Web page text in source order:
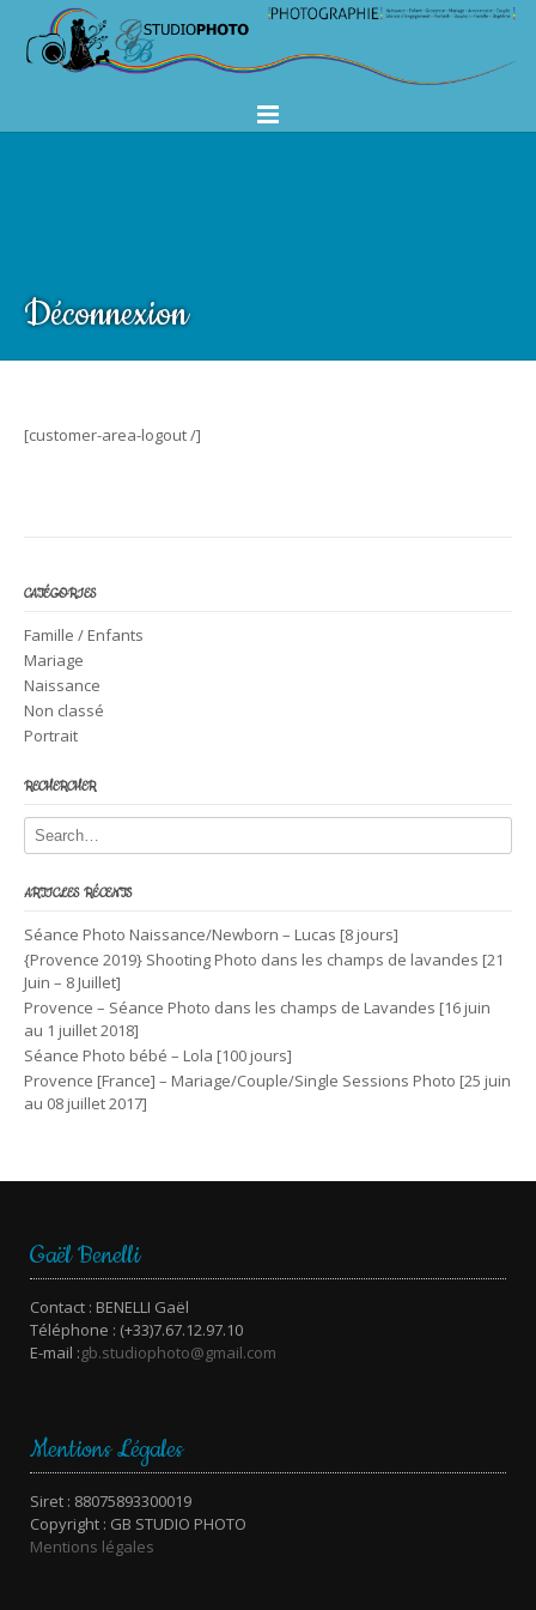
Déconnexion
[customer-area-logout /]
CATÉGORIES
Famille / Enfants
Mariage
Naissance
Non classé
Portrait
RECHERCHER
ARTICLES RÉCENTS
Séance Photo Naissance/Newborn – Lucas [8 jours]
{Provence 2019} Shooting Photo dans les champs de lavandes [21
Juin – 8 Juillet]
Provence – Séance Photo dans les champs de Lavandes [16 juin
au 1 juillet 2018]
Séance Photo bébé – Lola [100 jours]
Provence [France] – Mariage/Couple/Single Sessions Photo [25 juin
au 08 juillet 2017]
Gaël Benelli
Contact : BENELLI Gaël
Téléphone : (+33)7.67.12.97.10
E-mail :gb.studiophoto@gmail.com
Mentions Légales
Siret : 88075893300019
Copyright : GB STUDIO PHOTO
Mentions légales